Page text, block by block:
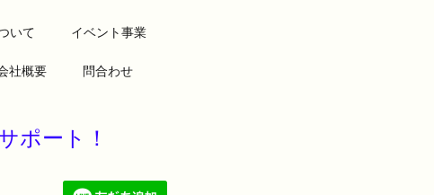
いて イベント事業
社概要 問合わせ
康をサポート！